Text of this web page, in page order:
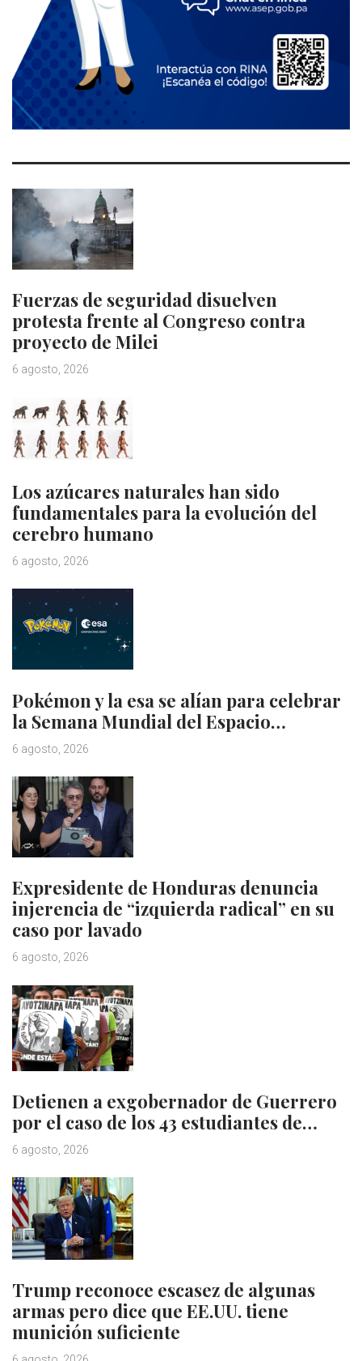
Fuerzas de seguridad disuelven
protesta frente al Congreso contra
proyecto de Milei
6 agosto, 2026
Los azúcares naturales han sido
fundamentales para la evolución del
cerebro humano
6 agosto, 2026
Pokémon y la esa se alían para celebrar
la Semana Mundial del Espacio…
6 agosto, 2026
Expresidente de Honduras denuncia
injerencia de “izquierda radical” en su
caso por lavado
6 agosto, 2026
Detienen a exgobernador de Guerrero
por el caso de los 43 estudiantes de…
6 agosto, 2026
Trump reconoce escasez de algunas
armas pero dice que EE.UU. tiene
munición suficiente